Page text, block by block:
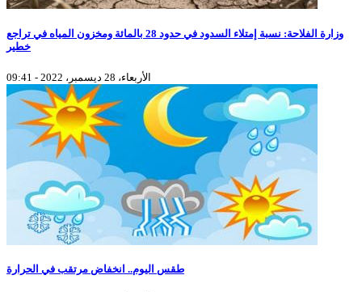
وزارة الفلاحة: نسبة إمتلاء السدود في حدود 28 بالمائة ومخزون المياه في تراجع
خطير
الأربعاء، 28 ديسمبر، 2022 - 09:41
طقس اليوم.. انخفاض مرتقب في الحرارة